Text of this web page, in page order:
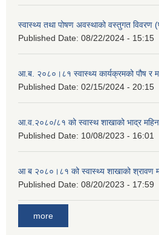
स्वास्थ्य तथा पोषण अवस्थाको वस्तुगत विवरण
Published Date: 08/22/2024 - 15:15
आ.ब. २०८०।८१ स्वास्थ्य कार्यक्रमको पौष र
Published Date: 02/15/2024 - 20:15
आ.व.२०८०/८१ को स्वास्थ शाखाको भाद्र
Published Date: 10/08/2023 - 16:01
आ ब २०८०।८१ को स्वास्थ्य शाखाको श्रावण
Published Date: 08/20/2023 - 17:59
more